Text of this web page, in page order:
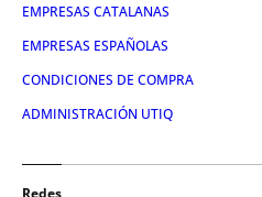
EMPRESAS CATALANAS
EMPRESAS ESPAÑOLAS
CONDICIONES DE COMPRA
ADMINISTRACIÓN UTIQ
Redes